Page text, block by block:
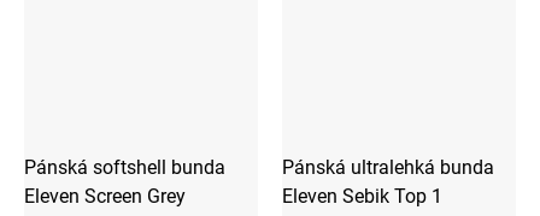
Pánská softshell bunda
Eleven Screen Grey
Pánská ultralehká bunda
Eleven Sebik Top 1